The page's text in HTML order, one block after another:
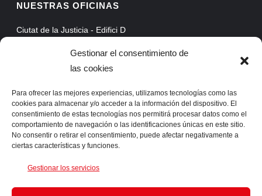
Gestionar el consentimiento de
las cookies
Para ofrecer las mejores experiencias, utilizamos tecnologías como las
cookies para almacenar y/o acceder a la información del dispositivo. El
consentimiento de estas tecnologías nos permitirá procesar datos como el
comportamiento de navegación o las identificaciones únicas en este sitio.
No consentir o retirar el consentimiento, puede afectar negativamente a
ciertas características y funciones.
Gestionar los servicios
NUESTRAS OFICINAS
Ciutat de la Justicia - Edifici D
Extranet
ProAssist
SSLVPN
CONTACTA CON NOSOTROS